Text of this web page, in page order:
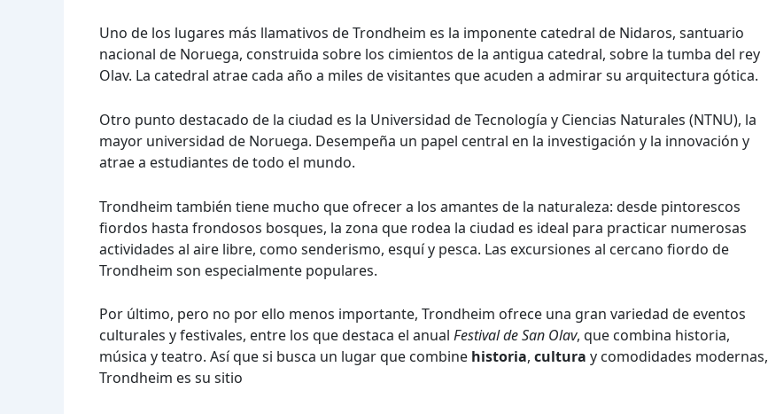
Uno de los lugares más llamativos de Trondheim es la imponente catedral de Nidaros, santuario
nacional de Noruega, construida sobre los cimientos de la antigua catedral, sobre la tumba del rey
Olav. La catedral atrae cada año a miles de visitantes que acuden a admirar su arquitectura gótica.
Otro punto destacado de la ciudad es la Universidad de Tecnología y Ciencias Naturales (NTNU), la
mayor universidad de Noruega. Desempeña un papel central en la investigación y la innovación y
atrae a estudiantes de todo el mundo.
Trondheim también tiene mucho que ofrecer a los amantes de la naturaleza: desde pintorescos
fiordos hasta frondosos bosques, la zona que rodea la ciudad es ideal para practicar numerosas
actividades al aire libre, como senderismo, esquí y pesca. Las excursiones al cercano fiordo de
Trondheim son especialmente populares.
Por último, pero no por ello menos importante, Trondheim ofrece una gran variedad de eventos
culturales y festivales, entre los que destaca el anual Festival de San Olav, que combina historia,
música y teatro. Así que si busca un lugar que combine historia, cultura y comodidades modernas,
Trondheim es su sitio